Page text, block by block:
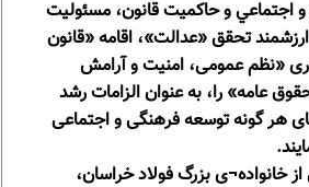
اجتماعي و حاکمیت قانون، مسئولیت
تحقق‏ «عدالت»،‏ اقامه «قانون
«نظم عمومی، امنیت و آرامش
عامه» را، به عنوان الزامات رشد
هر گونه توسعه فرهنگی و اجتماعی
از خانواده¬ی بزرگ فولاد خراسان،